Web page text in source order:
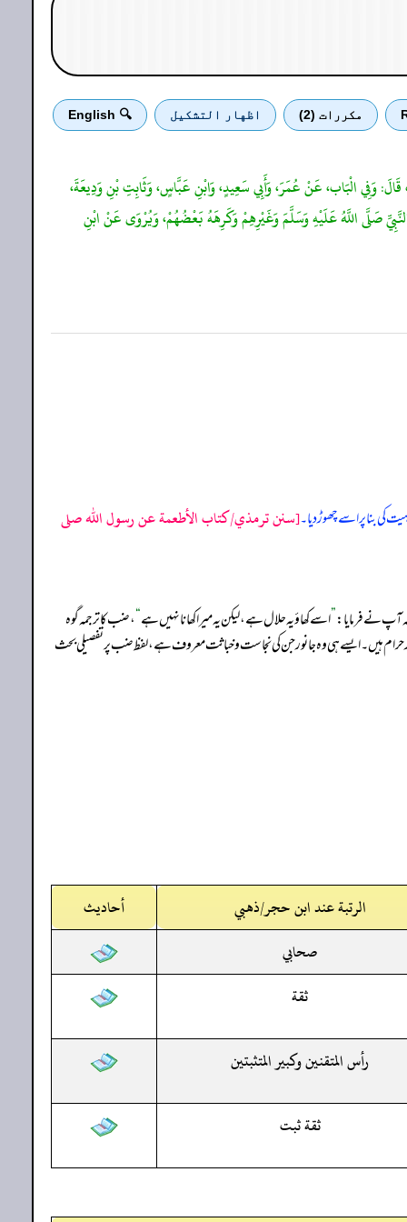
مكررات (2) اظهار التشكيل 🔍 English
وَفِي الْبَاب، عَنْ عُمَرَ، وَأَبِي سَعِيدٍ، وَابْنِ عَبَّاسٍ، وَثَابِتِ بْنِ وَدِيعَةَ،
اللَّهُ عَلَيْهِ وَسَلَّمَ وَغَيْرِهِمْ وَكَرِهَهُ بَعْضُهُمْ، وَيُرْوَى عَنْ ابْنِ
کی بنا پر اسے چھوڑ دیا۔[سنن ترمذي/كتاب الأطعمة عن رسول الله صلى
آپ نے فرمایا:”اسے کھاؤ یہ حلال ہے، لیکن یہ میرا کھانا نہیں ہے“، ضب کا ترجمہ گوہ
حرام ہیں۔ ایسے ہی وہ جانور جن کی نجاست و خباثت معروف ہے، لفظ ضب پر تفصیلی بحث
الرتبة عند ابن حجر/ذهبي
أحاديث
صحابي
ثقة
رأس المتقنين وكبير المتثبتين
ثقة ثبت